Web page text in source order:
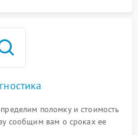
поломку и стоимость
сообщим вам о сроках ее